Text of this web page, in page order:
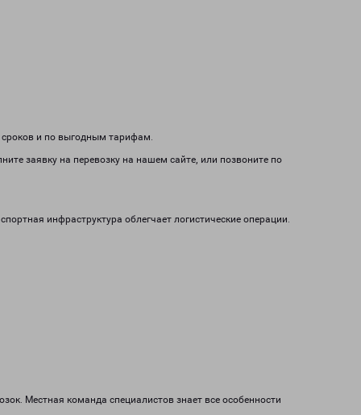
сроков и по выгодным тарифам.
заявку на перевозку на нашем сайте, или позвоните по
инфраструктура облегчает логистические операции.
Местная команда специалистов знает все особенности